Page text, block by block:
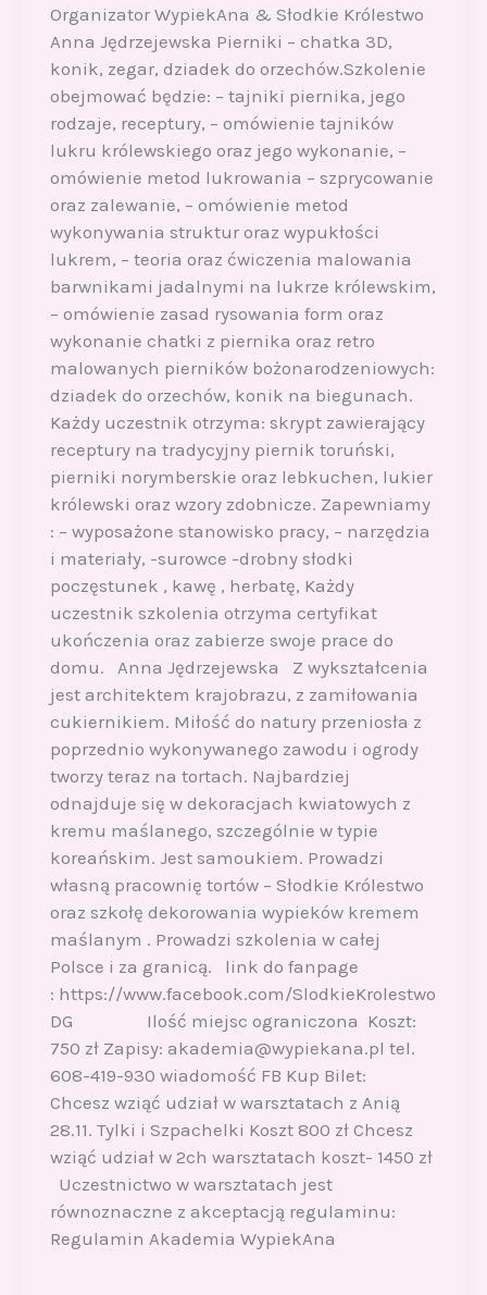
Organizator WypiekAna & Słodkie Królestwo
Anna Jędrzejewska Pierniki – chatka 3D,
konik, zegar, dziadek do orzechów.Szkolenie
obejmować będzie: – tajniki piernika, jego
rodzaje, receptury, – omówienie tajników
lukru królewskiego oraz jego wykonanie, –
omówienie metod lukrowania – szprycowanie
oraz zalewanie, – omówienie metod
wykonywania struktur oraz wypukłości
lukrem, – teoria oraz ćwiczenia malowania
barwnikami jadalnymi na lukrze królewskim,
– omówienie zasad rysowania form oraz
wykonanie chatki z piernika oraz retro
malowanych pierników bożonarodzeniowych:
dziadek do orzechów, konik na biegunach.
Każdy uczestnik otrzyma: skrypt zawierający
receptury na tradycyjny piernik toruński,
pierniki norymberskie oraz lebkuchen, lukier
królewski oraz wzory zdobnicze. Zapewniamy
: – wyposażone stanowisko pracy, – narzędzia
i materiały, -surowce -drobny słodki
poczęstunek , kawę , herbatę, Każdy
uczestnik szkolenia otrzyma certyfikat
ukończenia oraz zabierze swoje prace do
domu. Anna Jędrzejewska Z wykształcenia
jest architektem krajobrazu, z zamiłowania
cukiernikiem. Miłość do natury przeniosła z
poprzednio wykonywanego zawodu i ogrody
tworzy teraz na tortach. Najbardziej
odnajduje się w dekoracjach kwiatowych z
kremu maślanego, szczególnie w typie
koreańskim. Jest samoukiem. Prowadzi
własną pracownię tortów – Słodkie Królestwo
oraz szkołę dekorowania wypieków kremem
maślanym . Prowadzi szkolenia w całej
Polsce i za granicą. link do fanpage
: https://www.facebook.com/SlodkieKrolestwo
DG Ilość miejsc ograniczona Koszt:
750 zł Zapisy: akademia@wypiekana.pl tel.
608-419-930 wiadomość FB Kup Bilet:
Chcesz wziąć udział w warsztatach z Anią
28.11. Tylki i Szpachelki Koszt 800 zł Chcesz
wziąć udział w 2ch warsztatach koszt- 1450 zł
Uczestnictwo w warsztatach jest
równoznaczne z akceptacją regulaminu:
Regulamin Akademia WypiekAna